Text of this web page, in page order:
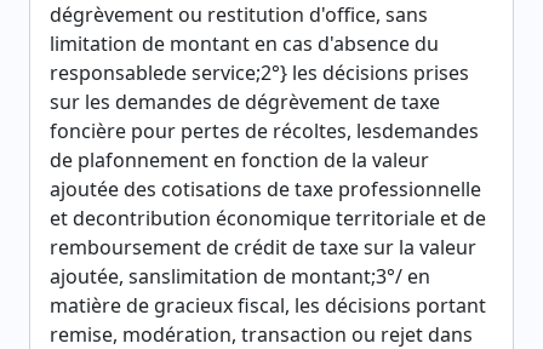
dégrèvement ou restitution d'office, sans
limitation de montant en cas d'absence du
responsablede service;2°} les décisions prises
sur les demandes de dégrèvement de taxe
foncière pour pertes de récoltes, lesdemandes
de plafonnement en fonction de la valeur
ajoutée des cotisations de taxe professionnelle
et decontribution économique territoriale et de
remboursement de crédit de taxe sur la valeur
ajoutée, sanslimitation de montant;3°/ en
matière de gracieux fiscal, les décisions portant
remise, modération, transaction ou rejet dans